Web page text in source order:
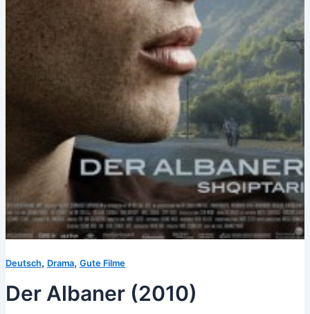
Deutsch, Drama, Gute Filme
Der Albaner (2010)